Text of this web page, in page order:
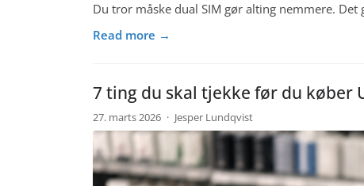
Du tror måske dual SIM gør alting nemmere.
Read more →
7 ting du skal tjekke før du køber
27. marts 2026 · Jesper Lundqvist